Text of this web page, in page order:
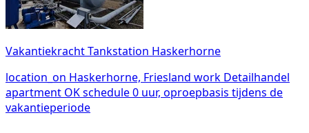
Vakantiekracht Tankstation Haskerhorne
location_on Haskerhorne, Friesland work Detailhandel
apartment OKschedule0 uur, oproepbasis tijdens de
vakantieperiode